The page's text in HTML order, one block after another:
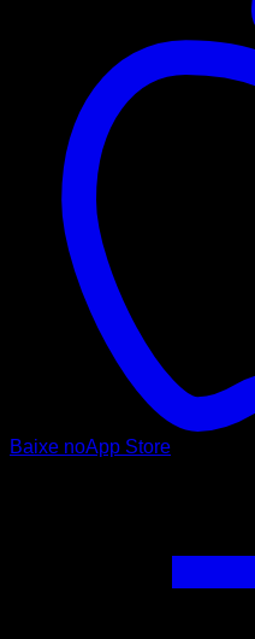
Baixe noApp Store